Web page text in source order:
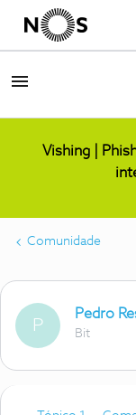
Vishing |
Comunidade
P
Pedro
Bit